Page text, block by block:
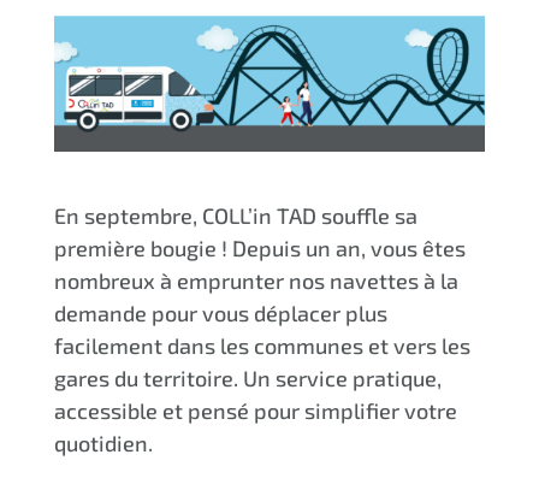
En septembre, COLL’in TAD souffle sa
première bougie ! Depuis un an, vous êtes
nombreux à emprunter nos navettes à la
demande pour vous déplacer plus
facilement dans les communes et vers les
gares du territoire. Un service pratique,
accessible et pensé pour simplifier votre
quotidien.